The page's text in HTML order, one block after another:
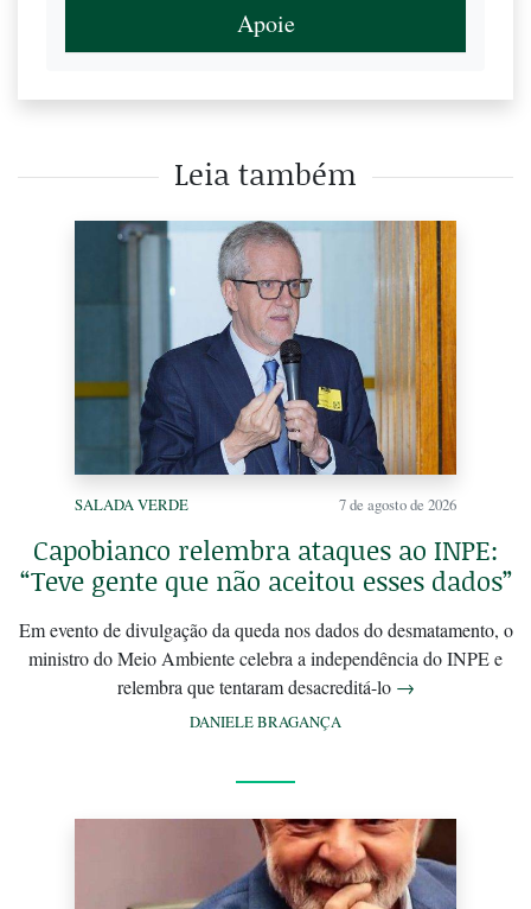
Apoie
Leia também
SALADA VERDE 7 de agosto de 2026
Capobianco relembra ataques ao INPE:
“Teve gente que não aceitou esses dados”
Em evento de divulgação da queda nos dados do desmatamento, o
ministro do Meio Ambiente celebra a independência do INPE e
relembra que tentaram desacreditá-lo →
DANIELE BRAGANÇA